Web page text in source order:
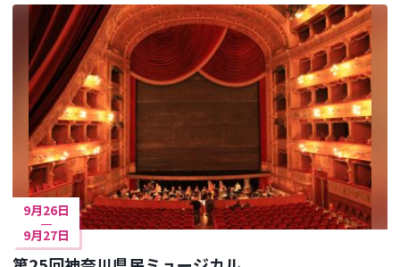
9月26日
9月27日